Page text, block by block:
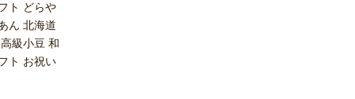
ト どらや
ん 北海道
級小豆 和
ト お祝い